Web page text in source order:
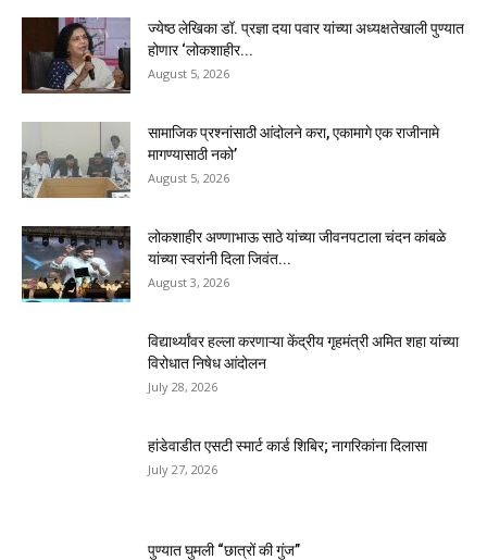
ज्येष्ठ लेखिका डॉ. प्रज्ञा दया पवार यांच्या अध्यक्षतेखाली पुण्यात
होणार ‘लोकशाहीर...
August 5, 2026
सामाजिक प्रश्नांसाठी आंदोलने करा, एकामागे एक राजीनामे
मागण्यासाठी नको’
August 5, 2026
लोकशाहीर अण्णाभाऊ साठे यांच्या जीवनपटाला चंदन कांबळे
यांच्या स्वरांनी दिला जिवंत...
August 3, 2026
विद्यार्थ्यांवर हल्ला करणाऱ्या केंद्रीय गृहमंत्री अमित शहा यांच्या
विरोधात निषेध आंदोलन
July 28, 2026
हांडेवाडीत एसटी स्मार्ट कार्ड शिबिर; नागरिकांना दिलासा
July 27, 2026
पुण्यात घुमली “छात्रों की गुंज”